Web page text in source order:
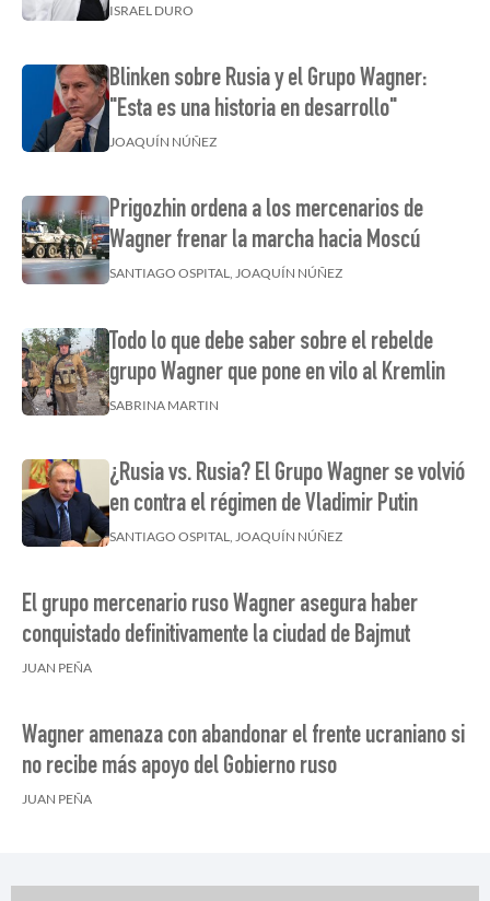
ISRAEL DURO
Blinken sobre Rusia y el Grupo Wagner:
"Esta es una historia en desarrollo"
JOAQUÍN NÚÑEZ
Prigozhin ordena a los mercenarios de
Wagner frenar la marcha hacia Moscú
SANTIAGO OSPITAL, JOAQUÍN NÚÑEZ
Todo lo que debe saber sobre el rebelde
grupo Wagner que pone en vilo al Kremlin
SABRINA MARTIN
¿Rusia vs. Rusia? El Grupo Wagner se volvió
en contra el régimen de Vladimir Putin
SANTIAGO OSPITAL, JOAQUÍN NÚÑEZ
El grupo mercenario ruso Wagner asegura haber
conquistado definitivamente la ciudad de Bajmut
JUAN PEÑA
Wagner amenaza con abandonar el frente ucraniano si
no recibe más apoyo del Gobierno ruso
JUAN PEÑA